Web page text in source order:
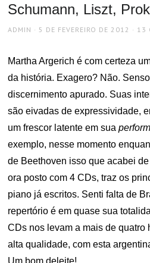
Schumann, Liszt,
AUTHOR
ADMIN
POSTED
5 DE FEVEREIRO DE 2012 13
Martha Argerich é com certeza
da história. Exagero? Não.
discernimento apurado. Suas
são eivadas de expressividade,
um frescor latente em sua
exemplo, nesse momento
de Beethoven isso que acabei
ora posto com 4 CDs, traz os
piano já escritos. Senti falta de
repertório é em quase sua
CDs nos levam a mais de quatro
alta qualidade, com esta
Um bom deleite!